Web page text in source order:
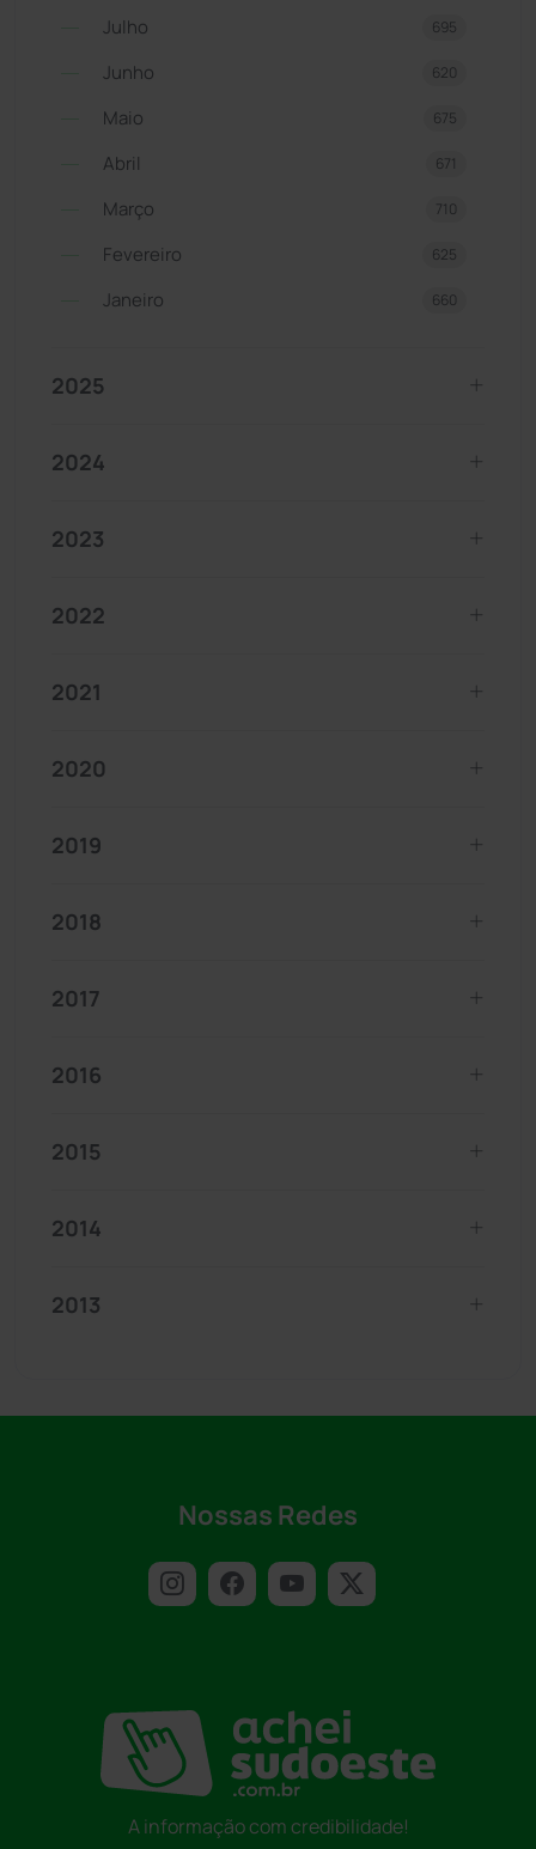
Julho 695
Junho 620
Maio 675
Abril 671
Março 710
Fevereiro 625
Janeiro 660
2025
2024
2023
2022
2021
2020
2019
2018
2017
2016
2015
2014
2013
Nossas Redes
A informação com credibilidade!